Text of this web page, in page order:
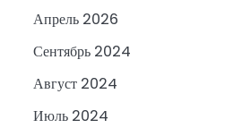
Апрель 2026
Сентябрь 2024
Август 2024
Июль 2024